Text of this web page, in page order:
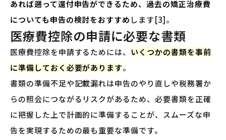
あれば遡って還付申告ができるため、過去の矯正治療費
についても申告の検討をおすすめ します[3]。
医療費控除の申請に必要な書類
医療費控除を申請するためには、 いくつかの書類を事前
に準備しておく必要があります。
書類の準備不足や記載漏れは申告のやり直しや税務署か
らの照会につながるリスクがあるため、必要書類を正確
に把握した上で計画的に準備することが、スムーズな申
告を実現するための最も重要な準備です。